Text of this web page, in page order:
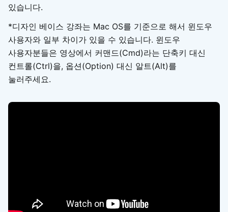
있습니다.
*디자인 베이스 강좌는 Mac OS를 기준으로 해서 윈도우
사용자와 일부 차이가 있을 수 있습니다. 윈도우
사용자분들은 영상에서 커맨드(Cmd)라는 단축키 대신
컨트롤(Ctrl)을, 옵션(Option) 대신 알트(Alt)를
눌러주세요.